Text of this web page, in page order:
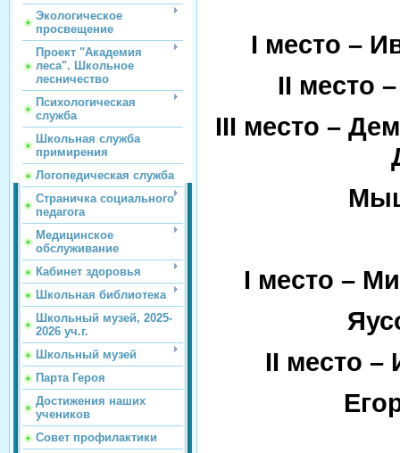
Экологическое
просвещение
Проект "Академия
леса". Школьное
лесничество
Психологическая
служба
Школьная служба
примирения
Логопедическая служба
Страничка социального
педагога
Медицинское
обслуживание
Кабинет здоровья
Школьная библиотека
Школьный музей, 2025-
2026 уч.г.
Школьный музей
Парта Героя
Достижения наших
учеников
Совет профилактики
I место –
II место
III место –
I место –
II место –